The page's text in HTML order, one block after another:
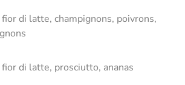
di latte, champignons, poivrons,
di latte, prosciutto, ananas